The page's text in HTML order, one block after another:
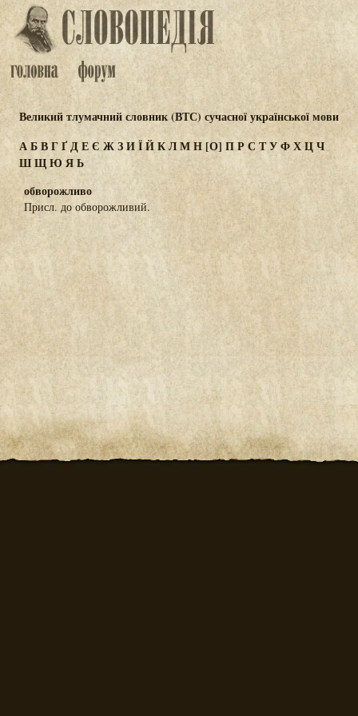
Великий тлумачний словник (ВТС) сучасної української мови
АБВГҐДЕЄ ЖЗИЇЙКЛМН[О] ПР СТУФХЦЧ
ШЩЮЯЬ
обворожливо
Присл. до обворожливий.